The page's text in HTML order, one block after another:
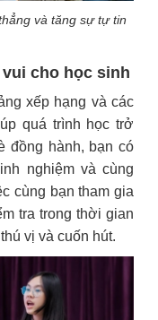
và tăng sự tự tin
cho học sinh
xếp hạng và các
quá trình học trở
đồng hành, bạn có
nghiệm và cùng
cùng bạn tham gia
tra trong thời gian
vị và cuốn hút.